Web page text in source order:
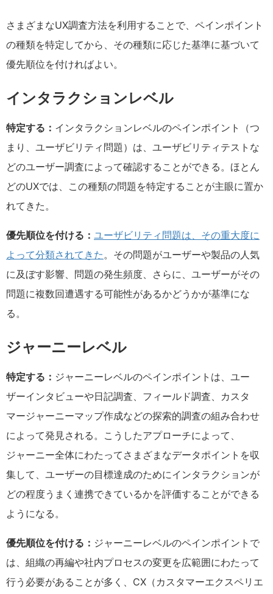
さまざまなUX調査方法を利用することで、ペインポイント
の種類を特定してから、その種類に応じた基準に基づいて
優先順位を付ければよい。
インタラクションレベル
特定する： インタラクションレベルのペインポイント（つ
まり、ユーザビリティ問題）は、ユーザビリティテストな
どのユーザー調査によって確認することができる。ほとん
どのUXでは、この種類の問題を特定することが主眼に置か
れてきた。
優先順位を付ける： ユーザビリティ問題は、その重大度に
よって分類されてきた。その問題がユーザーや製品の人気
に及ぼす影響、問題の発生頻度、さらに、ユーザーがその
問題に複数回遭遇する可能性があるかどうかが基準にな
る。
ジャーニーレベル
特定する： ジャーニーレベルのペインポイントは、ユー
ザーインタビューや日記調査、フィールド調査、カスタ
マージャーニーマップ作成などの探索的調査の組み合わせ
によって発見される。こうしたアプローチによって、
ジャーニー全体にわたってさまざまなデータポイントを収
集して、ユーザーの目標達成のためにインタラクションが
どの程度うまく連携できているかを評価することができる
ようになる。
優先順位を付ける： ジャーニーレベルのペインポイントで
は、組織の再編や社内プロセスの変更を広範囲にわたって
行う必要があることが多く、CX（カスタマーエクスペリエ